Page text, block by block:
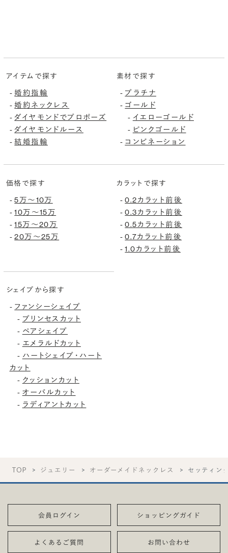
アイテムで探す
-婚約指輪
-婚約ネックレス
-ダイヤモンドでプロポーズ
-ダイヤモンドルース
-結婚指輪
素材で探す
- プラチナ
- ゴールド
- イエローゴールド
- ピンクゴールド
- コンビネーション
価格で探す
-5万〜10万
-10万〜15万
-15万〜20万
-20万〜25万
カラットで探す
-0.2カラット前後
-0.3カラット前後
-0.5カラット前後
-0.7カラット前後
-1.0カラット前後
シェイプから探す
- ファンシーシェイプ
- プリンセスカット
- ペアシェイプ
- エメラルドカット
- ハートシェイプ・ハート
カット
- クッションカット
- オーバルカット
- ラディアントカット
TOP ジュエリー オーダーメイドネックレス セッティン
会員ログイン ショッピングガイド
よくあるご質問 お問い合わせ